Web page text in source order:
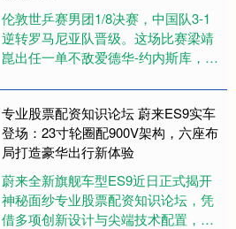
伦敦世乒赛男团1/8决赛，中国队3-1
逆转罗马尼亚队晋级。这场比赛梁靖
崑出任一单不敌爱德华-约内斯库，但
关键1分，最终男团还是兵....
专业股票配资知识论坛 蔚来ES9实车
登场：23寸轮圈配900V架构，六座布
局打造豪华出行新体验
蔚来全新旗舰车型ES9近日正式揭开
神秘面纱专业股票配资知识论坛，凭
借多项创新设计与尖端技术配置，迅